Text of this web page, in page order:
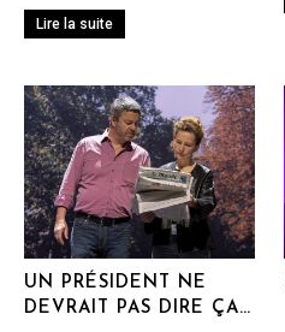
Lire la suite
UN PRÉSIDENT NE
DEVRAIT PAS DIRE ÇA…